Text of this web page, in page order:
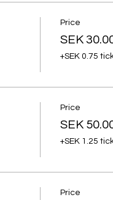
Price
SEK
+SEK 0.75
Price
SEK
+SEK 1.25
Price